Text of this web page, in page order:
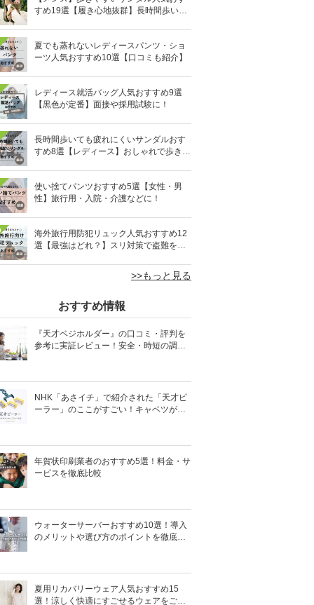
すめ19選【履き心地抜群】長時間歩いて
夏でも蒸れないレディースパンツ・ショ
ーツ人気おすすめ10選【口コミも紹介】
レディース就活バッグ人気おすすめ9選
【黒色が定番】面接や採用試験に！
長時間歩いても疲れにくいサンダルおす
すめ8選【レディース】おしゃれで歩きや
使い捨てパンツおすすめ5選【女性・男
性】旅行用・入院・介護などに！
海外旅行用防犯リュック人気おすすめ12
選【最強はどれ？】スリ対策で盗難を防
>>もっと見る
おすすめ情報
『天才ベジホルダー』の口コミ・評判を
参考に実証レビュー！安全・時短の調理
NHK「あさイチ」で紹介された「天才ピ
ーラー」のここがすごい！キャベツがほ
年賀状印刷業者のおすすめ5選！料金・サ
ービスを徹底比較
ウォーターサーバーおすすめ10選！導入
のメリットや選び方のポイントを徹底解
夏用リカバリーウェア人気おすすめ15
選！涼しく快適にすごせるウェアをご紹